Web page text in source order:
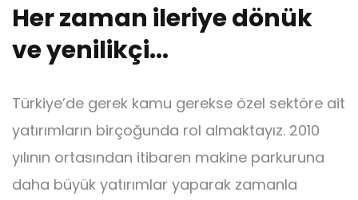
Her zaman ileriye dönük
ve yenilikçi...
Türkiye’de gerek kamu gerekse özel sektöre ait
yatırımların birçoğunda rol almaktayız. 2010
yılının ortasından itibaren makine parkuruna
daha büyük yatırımlar yaparak zamanla